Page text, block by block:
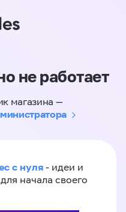
не работает
магазина —
с нуля - идеи и
начала своего